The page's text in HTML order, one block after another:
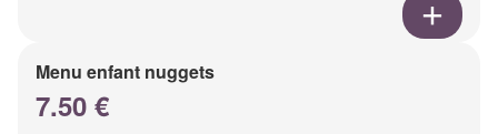
Menu enfant nuggets
7.50 €